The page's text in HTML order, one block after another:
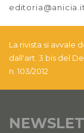
Anno XIII,
2021
Anno XII,
2020
La rivista si avvale
dall'art. 3 bis del
n. 103/2012